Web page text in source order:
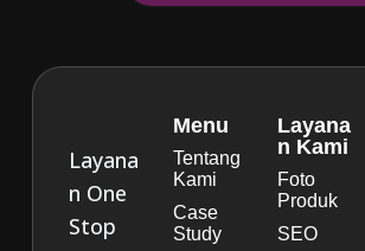
Layana
n One
Stop
Menu
Tentang
Kami
Case
Study
Layana
n Kami
Foto
Produk
SEO